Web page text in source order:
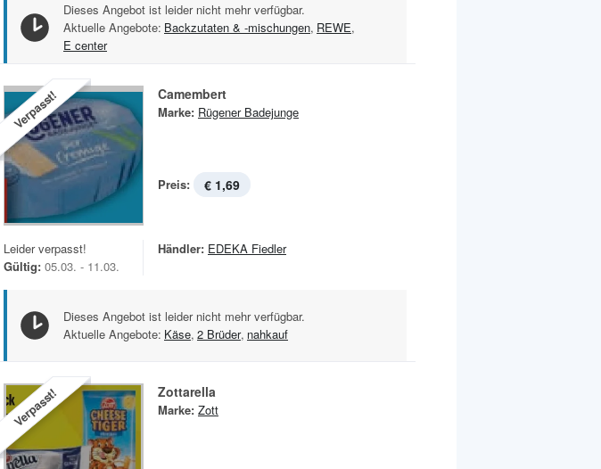
Dieses Angebot ist leider nicht mehr verfügbar.
Aktuelle Angebote: Backzutaten & -mischungen, REWE,
E center
Verpasst! Camembert
Marke: Rügener Badejunge
Preis: € 1,69
Leider verpasst!
Gültig: 05.03. - 11.03.
Händler: EDEKA Fiedler
Dieses Angebot ist leider nicht mehr verfügbar.
Aktuelle Angebote: Käse, 2 Brüder, nahkauf
Verpasst! Zottarella
Marke: Zott